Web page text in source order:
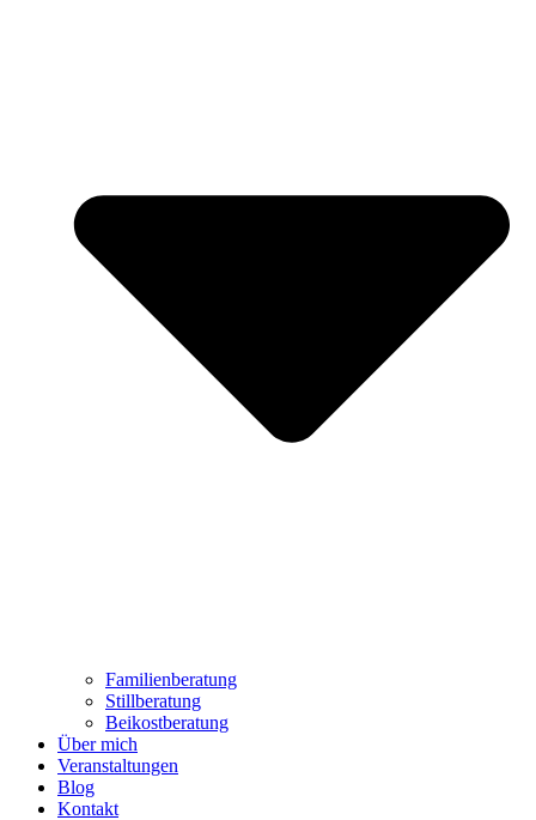
Familienberatung
Stillberatung
Beikostberatung
Über mich
Veranstaltungen
Blog
Kontakt